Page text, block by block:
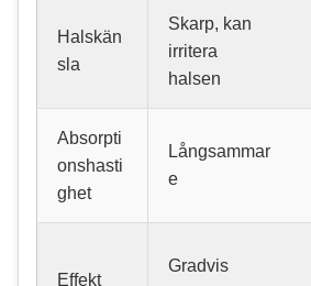
Halskän
sla
Skarp, kan
irritera
halsen
Absorpti
onshasti
ghet
Långsammar
e
Effekt
Gradvis